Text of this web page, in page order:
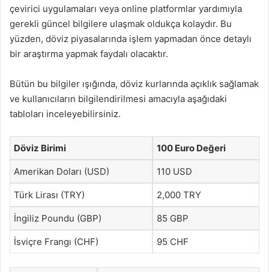
çevirici uygulamaları veya online platformlar yardımıyla
gerekli güncel bilgilere ulaşmak oldukça kolaydır. Bu
yüzden, döviz piyasalarında işlem yapmadan önce detaylı
bir araştırma yapmak faydalı olacaktır.
Bütün bu bilgiler ışığında, döviz kurlarında açıklık sağlamak
ve kullanıcıların bilgilendirilmesi amacıyla aşağıdaki
tabloları inceleyebilirsiniz.
Döviz Birimi 100 Euro Değeri
Amerikan Doları (USD) 110 USD
Türk Lirası (TRY) 2,000 TRY
İngiliz Poundu (GBP) 85 GBP
İsviçre Frangı (CHF) 95 CHF